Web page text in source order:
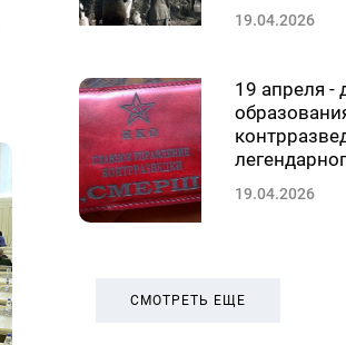
19.04.2026
19 апреля -
19.04.2026
СМОТРЕТЬ ЕЩЕ